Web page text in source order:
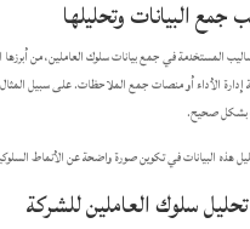
جمع البيانات وتحليلها
المستخدمة في جمع بيانات سلوك العاملين، من
إدارة الأداء أو منصات جمع الملاحظات. على سبيل
بشكل صحيح.
هذه البيانات في تكوين صورة واضحة عن الأنماط
تحليل سلوك العاملين للشركة